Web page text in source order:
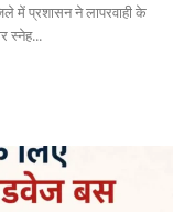
में प्रशासन ने लापरवाही के
स्नेह...